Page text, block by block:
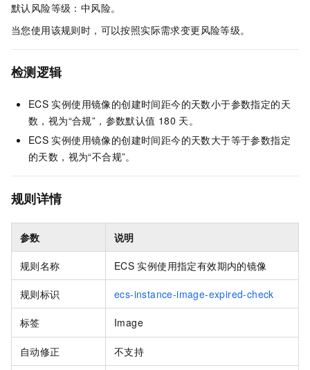
默认风险等级：中风险。
当您使用该规则时，可以按照实际需求变更风险等级。
检测逻辑
ECS 实例使用镜像的创建时间距今的天数小于参数指定的天
数，视为“合规”，参数默认值 180 天。
ECS 实例使用镜像的创建时间距今的天数大于等于参数指定
的天数，视为“不合规”。
规则详情
参数 说明
规则名称 ECS 实例使用指定有效期内的镜像
规则标识 ecs-instance-image-expired-check
标签 Image
自动修正 不支持